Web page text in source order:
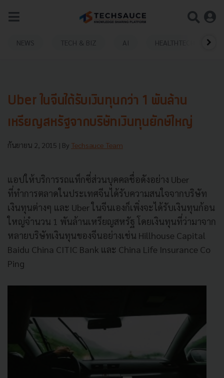
NEWS TECH & BIZ AI HEALTHTECH
Uber ในจีนได้รับเงินทุนกว่า 1 พันล้าน
เหรียญสหรัฐจากบริษัทเงินทุนยักษ์ใหญ่
กันยายน 2, 2015 | By Techsauce Team
แอปให้บริการรถแท็กซี่ส่วนบุคคลชื่อดังอย่าง Uber
ที่ทำการตลาดในประเทศจีนได้รับความสนใจจากบริษัท
เงินทุนต่างๆ และ Uber ในจีนเองก็เพิ่งจะได้รับเงินทุนก้อน
ใหญ่จำนวน 1 พันล้านเหรียญสหรัฐ โดยเงินทุนที่ว่ามาจาก
หลายบริษัทเงินทุนของจีนอย่างเช่น Hillhouse Capital
Baidu China CITIC Bank และ China Life Insurance Co
Ping